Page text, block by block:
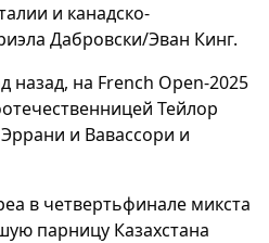
и канадско-
Дабровски/Эван Кинг.
назад, на French Open-2025
Тейлор
и Вавассори и
в четвертьфинале микста
парницу Казахстана